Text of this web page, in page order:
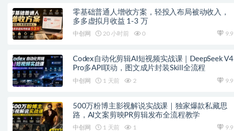
零基础普通人增收方案，轻投入布局被动收入，
多多虚拟月收益 1-3 万
中创网 20 小时前 0 9.9
Codex自动化剪辑AI短视频实战课｜DeepSeek V4
Pro多API联动，图文成片封装Skill全流程
中创网 1 天前 2 9.9
500万粉博主影视解说实战课｜独家爆款私藏思
路，AI文案剪映PR剪辑发布全流程教学
中创网 1 天前 1 9.9